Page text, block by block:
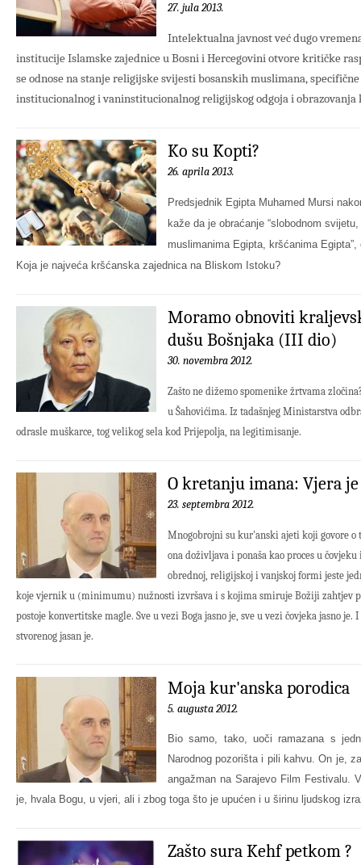
27. jula 2013.
Intelektualna javnost već dugo
institucije Islamske zajednice u Bosni i Hercegovini otvore kritičke
se odnose na stanje religijske svijesti bosanskih muslimana,
institucionalnog i vaninstitucionalnog religijskog odgoja i obrazovanja
Ko su Kopti?
26. aprila 2013.
Predsjednik Egipta Muhamed Mursi
kaže da je obraćanje “slobodnom
muslimanima Egipta, kršćanima Egipta”,
Koja je najveća kršćanska zajednica na Bliskom Istoku?
Moramo obnoviti
dušu Bošnjaka (III dio)
30. novembra 2012.
Zašto ne dižemo spomenike žrtvama
u Šahovićima. Iz tadašnjeg Ministarstva
odrasle muškarce, tog velikog sela kod Prijepolja, na legitimisanje.
O kretanju imana: Vjera je
23. septembra 2012.
Mnogobrojni su kur'anski ajeti koji govore o
ona doživljava i ponaša kao proces u
obrednoj, religijskoj i vanjskoj formi jeste
koje vjernik u (minimumu) nužnosti izvršava i s kojima smiruje Božiji zahtjev
postoje konvertitske magle. Sve u vezi Boga jasno je, sve u vezi čovjeka jasno je.
stvorenog jasan je.
Moja kur'anska porodica
5. augusta 2012.
Bio samo, tako, uoči ramazana s
Narodnog pozorišta i pili kahvu. On je,
angažman na Sarajevo Film Festivalu.
je, hvala Bogu, u vjeri, ali i zbog toga što je upućen i u širinu ljudskog
Zašto sura Kehf petkom ?